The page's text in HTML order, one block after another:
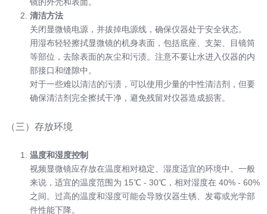
清洁方法
关闭显微镜电源，并拔掉电源线，确保仪器处于安全状态。
用湿布轻轻擦拭显微镜的机身表面，包括底座、支架、目镜筒
等部位，去除表面的灰尘和污渍。注意不要让水进入仪器的内
部接口和缝隙中。
对于一些难以清洁的污渍，可以使用少量的中性清洁剂，但要
确保清洁剂完全擦拭干净，避免残留对仪器造成损害。
（三）存放环境
温度和湿度控制
视频显微镜应存放在温度相对稳定、湿度适宜的环境中。一般
来说，适宜的温度范围为 15℃ - 30℃，相对湿度在 40% - 60%
之间。过高的温度和湿度可能会导致仪器生锈、发霉或光学部
件性能下降。